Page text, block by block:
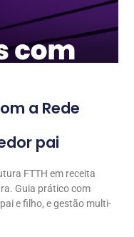
a Rede
pai
FTTH em receita
Guia prático com
e filho, e gestão multi-